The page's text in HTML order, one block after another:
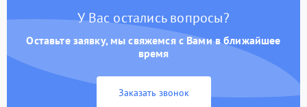
У Вас остались вопросы?
Оставьте заявку, мы свяжемся с Вами в ближайшее
время
Заказать звонок